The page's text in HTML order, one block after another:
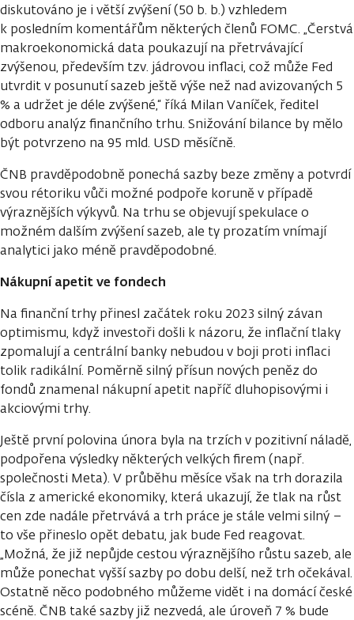
diskutováno je i větší zvýšení (50 b. b.) vzhledem
k posledním komentářům některých členů FOMC. „Čerstvá
makroekonomická data poukazují na přetrvávající
zvýšenou, především tzv. jádrovou inflaci, což může Fed
utvrdit v posunutí sazeb ještě výše než nad avizovaných 5
% a udržet je déle zvýšené,“ říká Milan Vaníček, ředitel
odboru analýz finančního trhu. Snižování bilance by mělo
být potvrzeno na 95 mld. USD měsíčně.
ČNB pravděpodobně ponechá sazby beze změny a potvrdí
svou rétoriku vůči možné podpoře koruně v případě
výraznějších výkyvů. Na trhu se objevují spekulace o
možném dalším zvýšení sazeb, ale ty prozatím vnímají
analytici jako méně pravděpodobné.
Nákupní apetit ve fondech
Na finanční trhy přinesl začátek roku 2023 silný závan
optimismu, když investoři došli k názoru, že inflační tlaky
zpomalují a centrální banky nebudou v boji proti inflaci
tolik radikální. Poměrně silný přísun nových peněz do
fondů znamenal nákupní apetit napříč dluhopisovými i
akciovými trhy.
Ještě první polovina února byla na trzích v pozitivní náladě,
podpořena výsledky některých velkých firem (např.
společnosti Meta). V průběhu měsíce však na trh dorazila
čísla z americké ekonomiky, která ukazují, že tlak na růst
cen zde nadále přetrvává a trh práce je stále velmi silný –
to vše přineslo opět debatu, jak bude Fed reagovat.
„Možná, že již nepůjde cestou výraznějšího růstu sazeb, ale
může ponechat vyšší sazby po dobu delší, než trh očekával.
Ostatně něco podobného můžeme vidět i na domácí české
scéně. ČNB také sazby již nezvedá, ale úroveň 7 % bude